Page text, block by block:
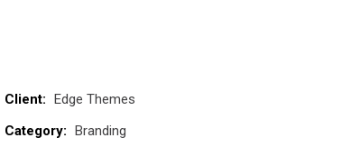
Client: Edge Themes
Category: Branding